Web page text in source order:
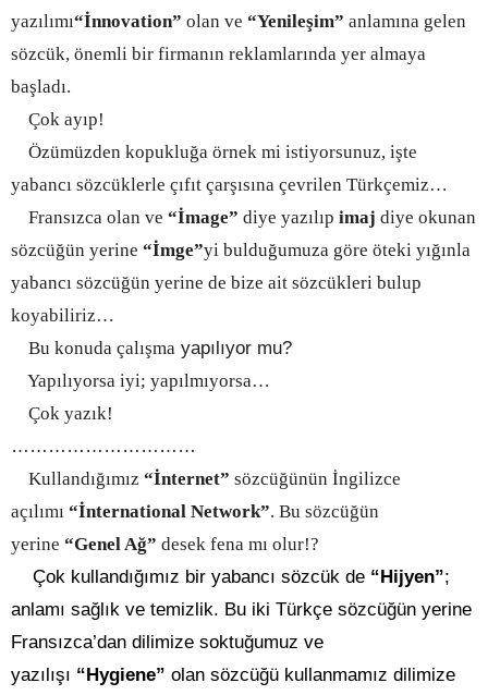
yazılımı“İnnovation” olan ve “Yenileşim” anlamına gelen
sözcük, önemli bir firmanın reklamlarında yer almaya
başladı.
Çok ayıp!
Özümüzden kopukluğa örnek mi istiyorsunuz, işte
yabancı sözcüklerle çıfıt çarşısına çevrilen Türkçemiz…
Fransızca olan ve “İmage” diye yazılıp imaj diye okunan
sözcüğün yerine “İmge”yi bulduğumuza göre öteki yığınla
yabancı sözcüğün yerine de bize ait sözcükleri bulup
koyabiliriz…
Bu konuda çalışma yapılıyor mu?
Yapılıyorsa iyi; yapılmıyorsa…
Çok yazık!
…………………………
Kullandığımız “İnternet” sözcüğünün İngilizce
açılımı “İnternational Network”. Bu sözcüğün
yerine “Genel Ağ” desek fena mı olur!?
Çok kullandığımız bir yabancı sözcük de “Hijyen”;
anlamı sağlık ve temizlik. Bu iki Türkçe sözcüğün yerine
Fransızca’dan dilimize soktuğumuz ve
yazılışı “Hygiene” olan sözcüğü kullanmamız dilimize